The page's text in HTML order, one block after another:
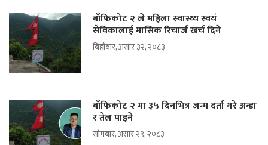
बाँफिकोट २ ले महिला स्वास्थ्य स्वयं
सेविकालाई मासिक रिचार्ज खर्च दिने
बिहीबार, असार ३२, २०८३
बाँफिकोट २ मा ३५ दिनभित्र जन्म दर्ता गरे अन्डा
र तेल पाइने
सोमबार, असार २९, २०८३